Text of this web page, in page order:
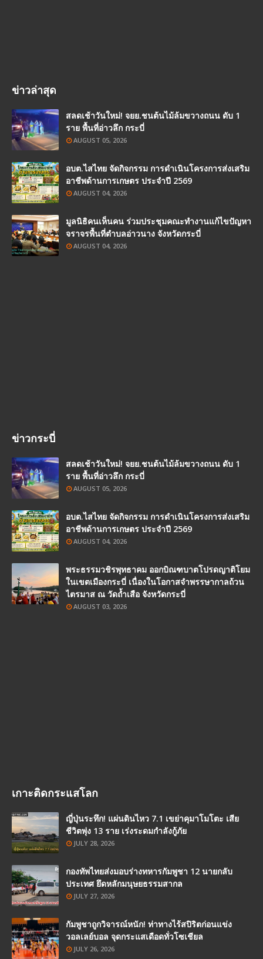
ข่าวล่าสุด
สลดเช้าวันใหม่! จยย.ชนต้นไม้ล้มขวางถนน ดับ 1
ราย พื้นที่อ่าวลึก กระบี่
AUGUST 05, 2026
อบต.ไสไทย จัดกิจกรรม การดำเนินโครงการส่งเสริม
อาชีพด้านการเกษตร ประจำปี 2569
AUGUST 04, 2026
มูลนิธิคนเห็นคน ร่วมประชุมคณะทำงานแก้ไขปัญหา
จราจรพื้นที่ตำบลอ่าวนาง จังหวัดกระบี่
AUGUST 04, 2026
ข่าวกระบี่
สลดเช้าวันใหม่! จยย.ชนต้นไม้ล้มขวางถนน ดับ 1
ราย พื้นที่อ่าวลึก กระบี่
AUGUST 05, 2026
อบต.ไสไทย จัดกิจกรรม การดำเนินโครงการส่งเสริม
อาชีพด้านการเกษตร ประจำปี 2569
AUGUST 04, 2026
พระธรรมวชิรพุทธาคม ออกบิณฑบาตโปรดญาติโยม
ในเขตเมืองกระบี่ เนื่องในโอกาสจำพรรษากาลถ้วน
ไตรมาส ณ วัดถ้ำเสือ จังหวัดกระบี่
AUGUST 03, 2026
เกาะติดกระแสโลก
ญี่ปุ่นระทึก! แผ่นดินไหว 7.1 เขย่าคุมาโมโตะ เสีย
ชีวิตพุ่ง 13 ราย เร่งระดมกำลังกู้ภัย
JULY 28, 2026
กองทัพไทยส่งมอบร่างทหารกัมพูชา 12 นายกลับ
ประเทศ ยึดหลักมนุษยธรรมสากล
JULY 27, 2026
กัมพูชาถูกวิจารณ์หนัก! ท่าทางไร้สปิริตก่อนแข่ง
วอลเลย์บอล จุดกระแสเดือดทั่วโซเชียล
JULY 26, 2026